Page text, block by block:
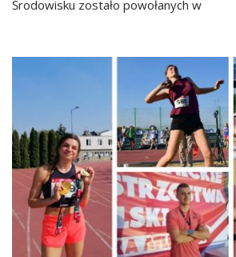
Środowisku zostało powołanych w